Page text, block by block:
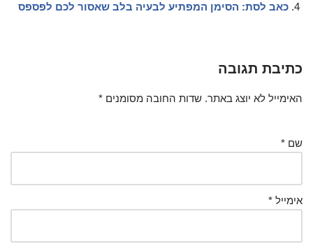
כאב לסת: הסימן המפתיע לבעיה בלב שאסור לכם לפספס
כתיבת תגובה
האימייל לא יוצג באתר. שדות החובה מסומנים *
שם *
אימייל *